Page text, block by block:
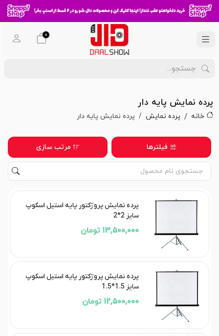
0
پرده نمایش پایه دار
خانه پرده نمایش پرده نمایش پایه دار
فیلترها مرتب سازی
پرده نمایش پروژکتور پایه استیل اسکوپ
سایز 2*2
13,500,000 تومان
پرده نمایش پروژکتور پایه استیل اسکوپ
سایز 1.5*1.5
12,500,000 تومان